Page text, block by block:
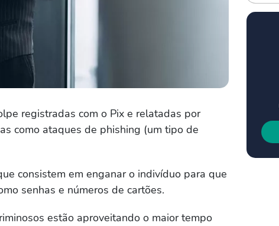
registradas com o Pix e relatadas por
como ataques de phishing (um tipo de
consistem em enganar o indivíduo para que
senhas e números de cartões.
estão aproveitando o maior tempo